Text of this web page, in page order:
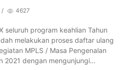
/ 4627
seluruh program keahlian Tahun
melakukan proses daftar ulang
MPLS / Masa Pengenalan
2021 dengan mengunjungi…